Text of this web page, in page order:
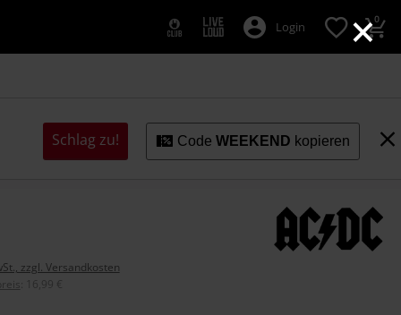
×
Login 0
Schlag zu! CodeWEEKEND kopieren
zzgl. Versandkosten
16,99 €